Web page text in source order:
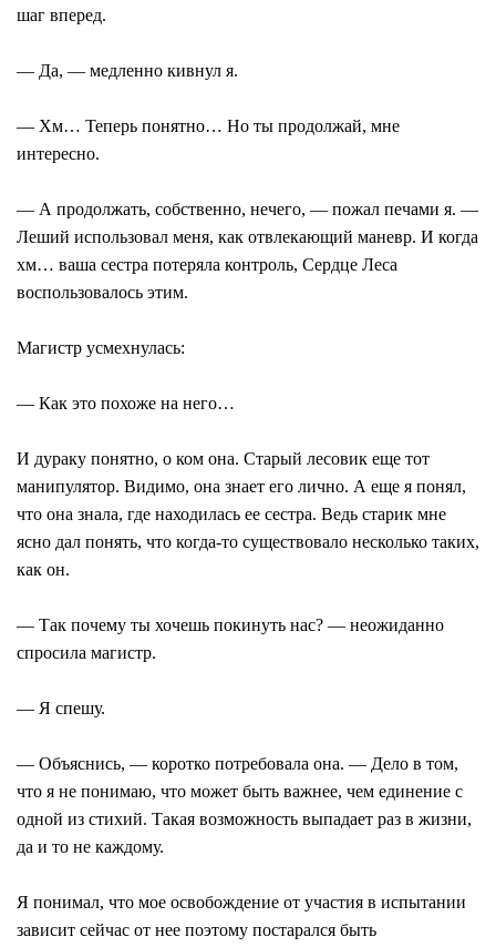
шаг вперед.
― Да, ― медленно кивнул я.
― Хм… Теперь понятно… Но ты продолжай, мне
интересно.
― А продолжать, собственно, нечего, ― пожал печами я. ―
Леший использовал меня, как отвлекающий маневр. И когда
хм… ваша сестра потеряла контроль, Сердце Леса
воспользовалось этим.
Магистр усмехнулась:
― Как это похоже на него…
И дураку понятно, о ком она. Старый лесовик еще тот
манипулятор. Видимо, она знает его лично. А еще я понял,
что она знала, где находилась ее сестра. Ведь старик мне
ясно дал понять, что когда-то существовало несколько таких,
как он.
― Так почему ты хочешь покинуть нас? ― неожиданно
спросила магистр.
― Я спешу.
― Объяснись, ― коротко потребовала она. ― Дело в том,
что я не понимаю, что может быть важнее, чем единение с
одной из стихий. Такая возможность выпадает раз в жизни,
да и то не каждому.
Я понимал, что мое освобождение от участия в испытании
зависит сейчас от нее поэтому постарался быть